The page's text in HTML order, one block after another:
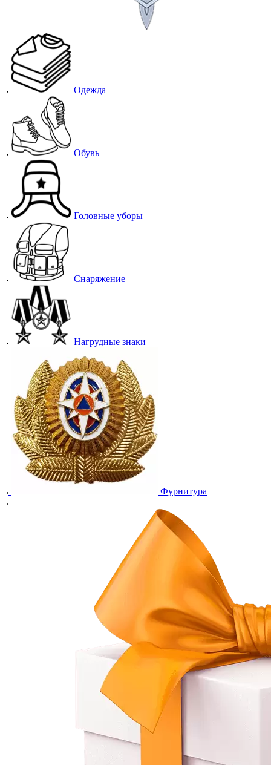
Одежда
Обувь
Головные уборы
Снаряжение
Нагрудные знаки
Фурнитура